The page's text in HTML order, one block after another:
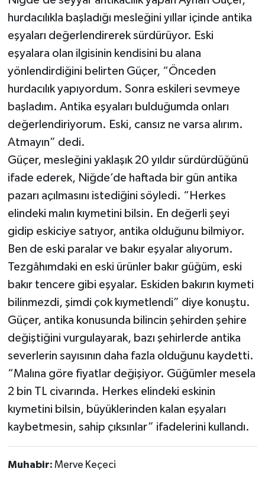
hurdacılıkla başladığı mesleğini yıllar içinde antika
eşyaları değerlendirerek sürdürüyor. Eski
eşyalara olan ilgisinin kendisini bu alana
yönlendirdiğini belirten Güçer, “Önceden
hurdacılık yapıyordum. Sonra eskileri sevmeye
başladım. Antika eşyaları bulduğumda onları
değerlendiriyorum. Eski, cansız ne varsa alırım.
Atmayın” dedi.
Güçer, mesleğini yaklaşık 20 yıldır sürdürdüğünü
ifade ederek, Niğde’de haftada bir gün antika
pazarı açılmasını istediğini söyledi. “Herkes
elindeki malın kıymetini bilsin. En değerli şeyi
gidip eskiciye satıyor, antika olduğunu bilmiyor.
Ben de eski paralar ve bakır eşyalar alıyorum.
Tezgâhımdaki en eski ürünler bakır güğüm, eski
bakır tencere gibi eşyalar. Eskiden bakırın kıymeti
bilinmezdi, şimdi çok kıymetlendi” diye konuştu.
Güçer, antika konusunda bilincin şehirden şehire
değiştiğini vurgulayarak, bazı şehirlerde antika
severlerin sayısının daha fazla olduğunu kaydetti.
“Malına göre fiyatlar değişiyor. Güğümler mesela
2 bin TL civarında. Herkes elindeki eskinin
kıymetini bilsin, büyüklerinden kalan eşyaları
kaybetmesin, sahip çıksınlar” ifadelerini kullandı.
Muhabir: Merve Keçeci